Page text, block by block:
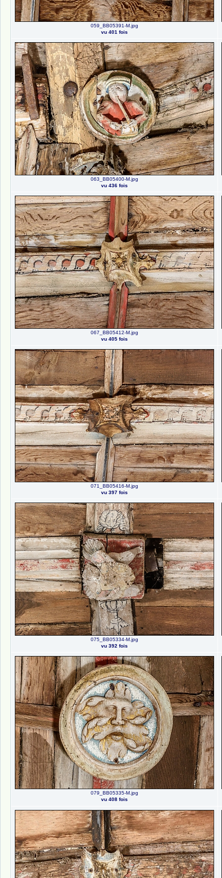
059_BB05391-M.jpg
vu 401 fois
063_BB05400-M.jpg
vu 436 fois
067_BB05412-M.jpg
vu 405 fois
071_BB05416-M.jpg
vu 397 fois
075_BB05334-M.jpg
vu 392 fois
079_BB05335-M.jpg
vu 408 fois